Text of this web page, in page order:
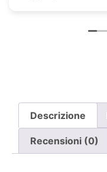
Descrizione
Recensioni (0)